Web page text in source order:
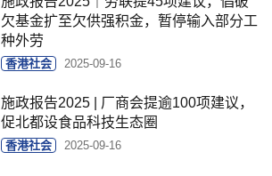
欠基金扩至欠供强积金，暂停输入部分工
种外劳
香港社会 2025-09-16
施政报告2025 | 厂商会提逾100项建议，
促北都设食品科技生态圈
香港社会 2025-09-16